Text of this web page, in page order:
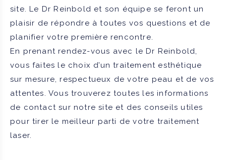
site. Le Dr Reinbold et son équipe se feront un
plaisir de répondre à toutes vos questions et de
planifier votre première rencontre.
En prenant rendez-vous avec le Dr Reinbold,
vous faites le choix d’un traitement esthétique
sur mesure, respectueux de votre peau et de vos
attentes. Vous trouverez toutes les informations
de contact sur notre site et des conseils utiles
pour tirer le meilleur parti de votre traitement
laser.